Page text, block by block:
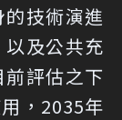
的技術演進
及公共充
評估之下
，2035年